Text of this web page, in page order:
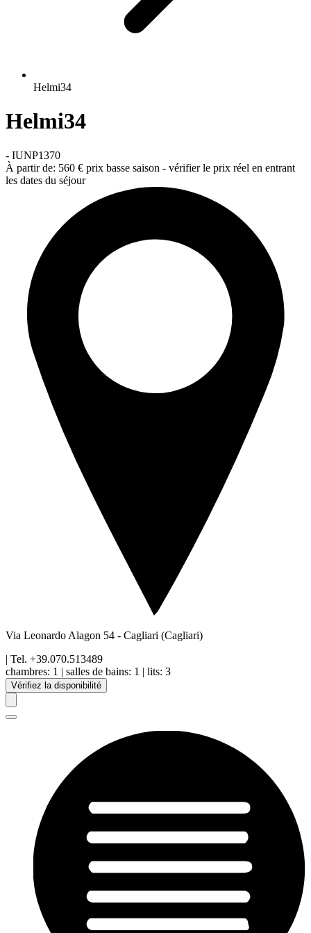
Helmi34
Helmi34
- IUNP1370
À partir de: 560 € prix basse saison - vérifier le prix réel en entrant
les dates du séjour
Via Leonardo Alagon 54 - Cagliari (Cagliari)
| Tel. +39.070.513489
chambres: 1 | salles de bains: 1 | lits: 3
Vérifiez la disponibilité